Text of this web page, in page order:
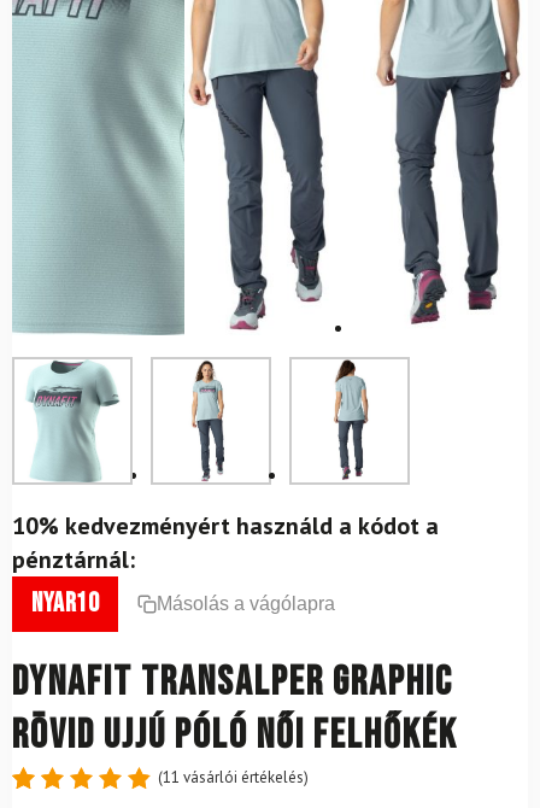
10% kedvezményért használd a kódot a
pénztárnál:
nyar10 Másolás a vágólapra
DYNAFIT Transalper Graphic
rövid ujjú póló női felhőkék
(11 vásárlói értékelés)